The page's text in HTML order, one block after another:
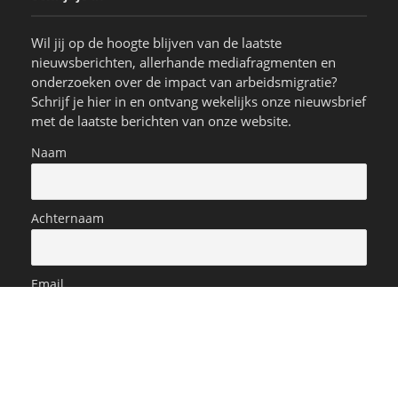
Wil jij op de hoogte blijven van de laatste
nieuwsberichten, allerhande mediafragmenten en
onderzoeken over de impact van arbeidsmigratie?
Schrijf je hier in en ontvang wekelijks onze nieuwsbrief
met de laatste berichten van onze website.
Naam
Achternaam
Email